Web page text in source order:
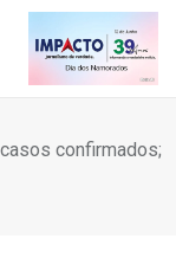
confirmados;